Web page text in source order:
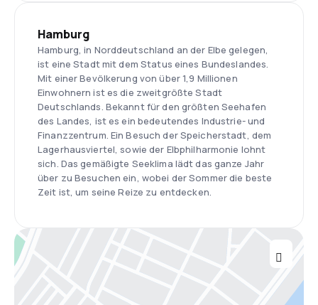
Hamburg
Hamburg, in Norddeutschland an der Elbe gelegen,
ist eine Stadt mit dem Status eines Bundeslandes.
Mit einer Bevölkerung von über 1,9 Millionen
Einwohnern ist es die zweitgrößte Stadt
Deutschlands. Bekannt für den größten Seehafen
des Landes, ist es ein bedeutendes Industrie- und
Finanzzentrum. Ein Besuch der Speicherstadt, dem
Lagerhausviertel, sowie der Elbphilharmonie lohnt
sich. Das gemäßigte Seeklima lädt das ganze Jahr
über zu Besuchen ein, wobei der Sommer die beste
Zeit ist, um seine Reize zu entdecken.